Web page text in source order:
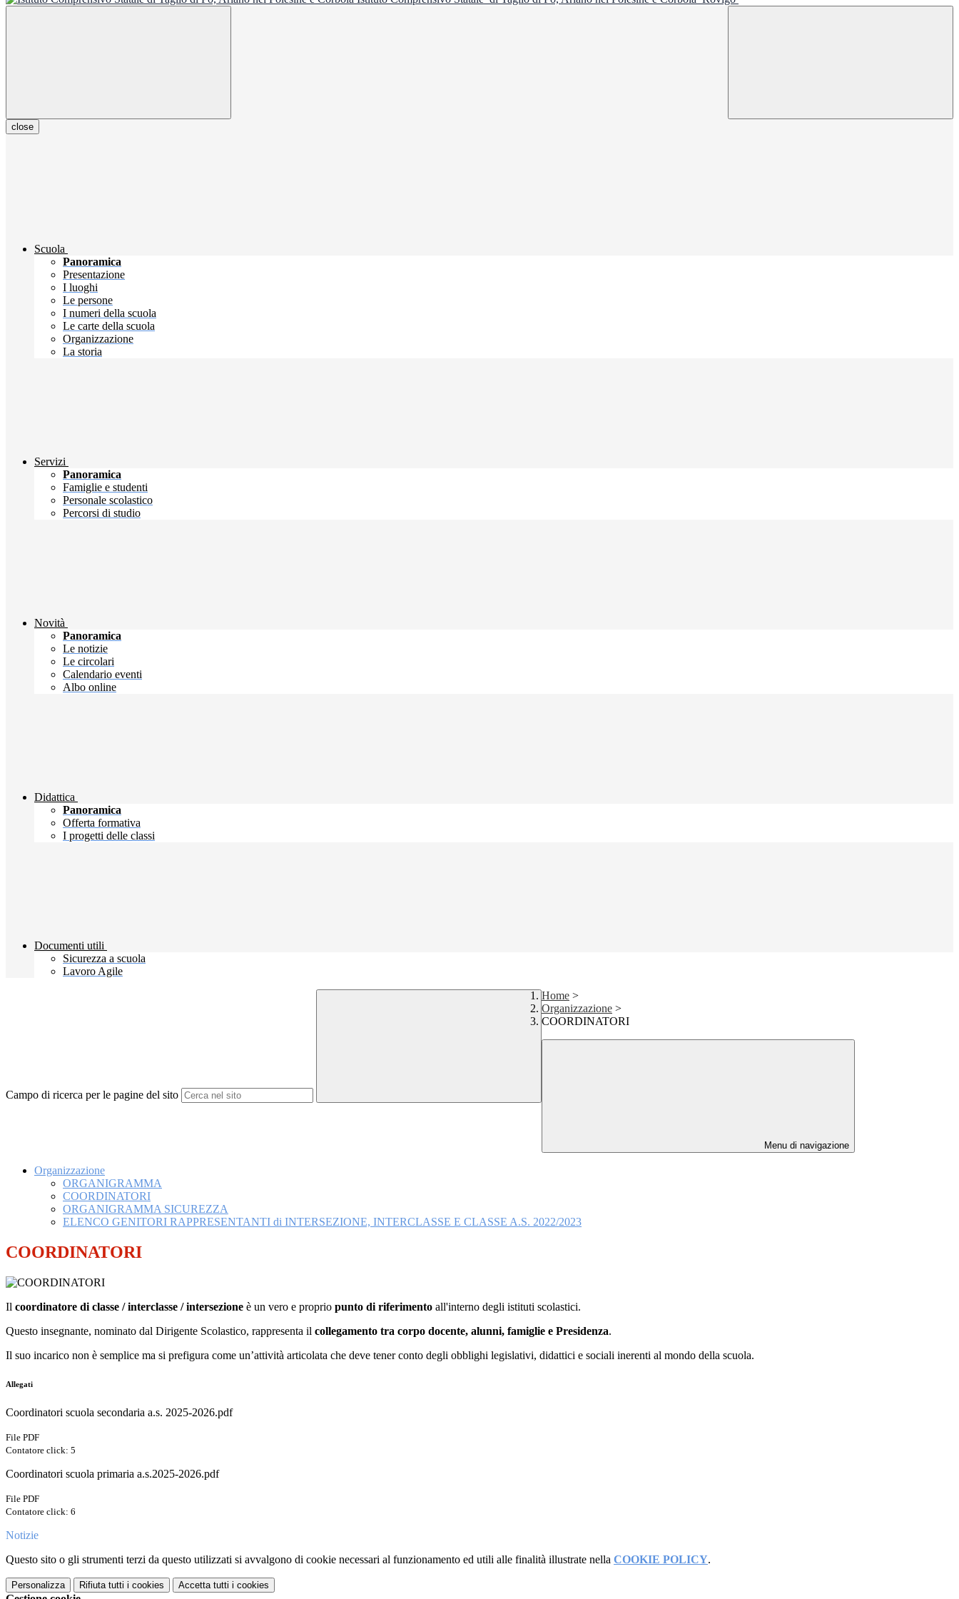
close
Scuola
Panoramica
Presentazione
I luoghi
Le persone
I numeri della scuola
Le carte della scuola
Organizzazione
La storia
Servizi
Panoramica
Famiglie e studenti
Personale scolastico
Percorsi di studio
Novità
Panoramica
Le notizie
Le circolari
Calendario eventi
Albo online
Didattica
Panoramica
Offerta formativa
I progetti delle classi
Documenti utili
Sicurezza a scuola
Lavoro Agile
Campo di ricerca per le pagine del sito
Home >
Organizzazione >
COORDINATORI
Menu di navigazione
Organizzazione
ORGANIGRAMMA
COORDINATORI
ORGANIGRAMMA SICUREZZA
ELENCO GENITORI RAPPRESENTANTI di INTERSEZIONE, INTERCLASSE E CLASSE A.S. 2022/2023
COORDINATORI
Il coordinatore di classe / interclasse / intersezione è un vero e proprio punto di riferimento all'interno degli istituti scolastici.
Questo insegnante, nominato dal Dirigente Scolastico, rappresenta il collegamento tra corpo docente, alunni, famiglie e Presidenza.
Il suo incarico non è semplice ma si prefigura come un’attività articolata che deve tener conto degli obblighi legislativi, didattici e sociali inerenti al mondo della scuola.
Allegati
Coordinatori scuola secondaria a.s. 2025-2026.pdf
File PDF
Contatore click: 5
Coordinatori scuola primaria a.s.2025-2026.pdf
File PDF
Contatore click: 6
Notizie
Questo sito o gli strumenti terzi da questo utilizzati si avvalgono di cookie necessari al funzionamento ed utili alle finalità illustrate nella COOKIE POLICY.
Personalizza Rifiuta tutti i cookies Accetta tutti i cookies